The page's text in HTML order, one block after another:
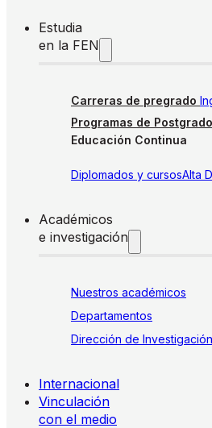
Estudia
en la FEN
Carreras de pregrado
Programas de Postgrado
Educación Continua
Diplomados y cursosAlta
Académicos
e investigación
Nuestros académicos
Departamentos
Dirección de Investigación
Internacional
Vinculación
con el medio